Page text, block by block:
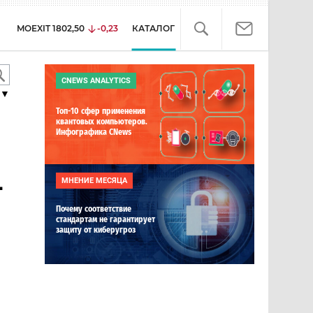
MOEXIT 1802,50 -0,23 КАТАЛОГ
CNEWS ANALYTICS
Топ-10 сфер применения
квантовых компьютеров.
Инфографика CNews
МНЕНИЕ МЕСЯЦА
Почему соответствие
стандартам не гарантирует
защиту от киберугроз